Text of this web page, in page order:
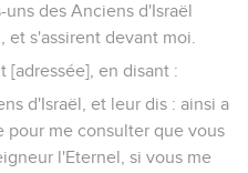
des Anciens d'Israël
s'assirent devant moi.
[adressée], en disant :
d'Israël, et leur dis : ainsi a
pour me consulter que vous
l'Eternel, si vous me